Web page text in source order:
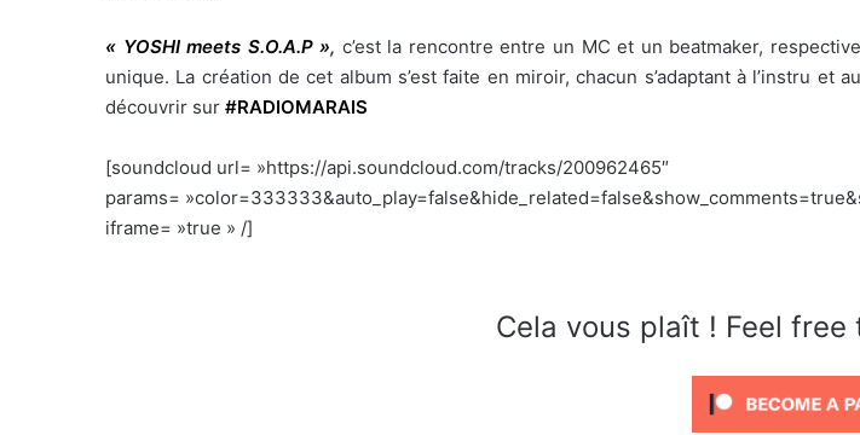
« YOSHI meets S.O.A.P », c’est la rencontre entre un MC et un beatmaker,
unique. La création de cet album s’est faite en miroir, chacun s’adaptant à l’instru
découvrir sur #RADIOMARAIS
[soundcloud url= »https://api.soundcloud.com/tracks/200962465″
params=
iframe= »true » /]
Cela vous plaît ! Feel